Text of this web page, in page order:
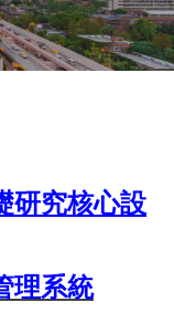
研究核心設
理系統